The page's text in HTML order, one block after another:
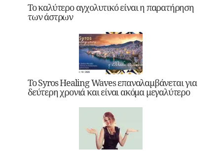
Το καλύτερο αγχολυτικό είναι η παρατήρηση
των άστρων
Το Syros Healing Waves επαναλαμβάνεται για
δεύτερη χρονιά και είναι ακόμα μεγαλύτερο